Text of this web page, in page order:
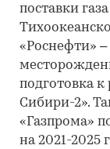
поставки
«Роснефти»
подготовка к
Сибири-2».
«Газпрома»
на 2021-2025